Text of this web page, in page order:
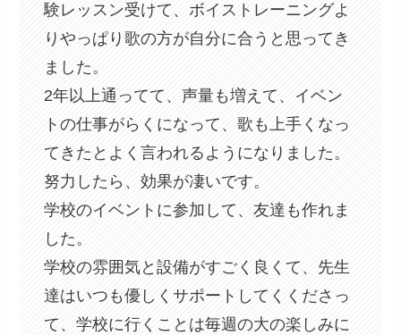
験レッスン受けて、ボイストレーニングよ
りやっぱり歌の方が自分に合うと思ってき
ました。
2年以上通ってて、声量も増えて、イベン
トの仕事がらくになって、歌も上手くなっ
てきたとよく言われるようになりました。
努力したら、効果が凄いです。
学校のイベントに参加して、友達も作れま
した。
学校の雰囲気と設備がすごく良くて、先生
達はいつも優しくサポートしてくくださっ
て、学校に行くことは毎週の大の楽しみに